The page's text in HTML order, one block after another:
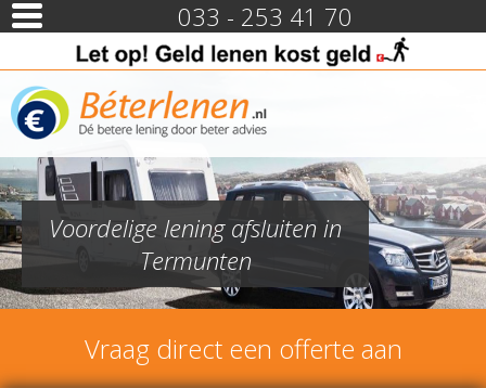
033 - 253 41 70
Voordelige lening afsluiten in
Termunten
Vraag direct een offerte aan